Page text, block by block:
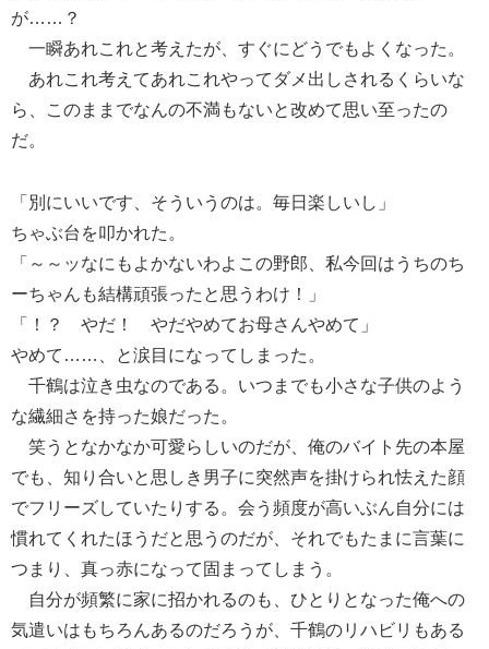
が……？
一瞬あれこれと考えたが、すぐにどうでもよくなった。
あれこれ考えてあれこれやってダメ出しされるくらいな
ら、このままでなんの不満もないと改めて思い至ったの
だ。
「別にいいです、そういうのは。毎日楽しいし」
ちゃぶ台を叩かれた。
「～～ッなにもよかないわよこの野郎、私今回はうちのち
ーちゃんも結構頑張ったと思うわけ！」
「！？ やだ！ やだやめてお母さんやめて」
やめて……、と涙目になってしまった。
千鶴は泣き虫なのである。いつまでも小さな子供のよう
な繊細さを持った娘だった。
笑うとなかなか可愛らしいのだが、俺のバイト先の本屋
でも、知り合いと思しき男子に突然声を掛けられ怯えた顔
でフリーズしていたりする。会う頻度が高いぶん自分には
慣れてくれたほうだと思うのだが、それでもたまに言葉に
つまり、真っ赤になって固まってしまう。
自分が頻繁に家に招かれるのも、ひとりとなった俺への
気遣いはもちろんあるのだろうが、千鶴のリハビリもある